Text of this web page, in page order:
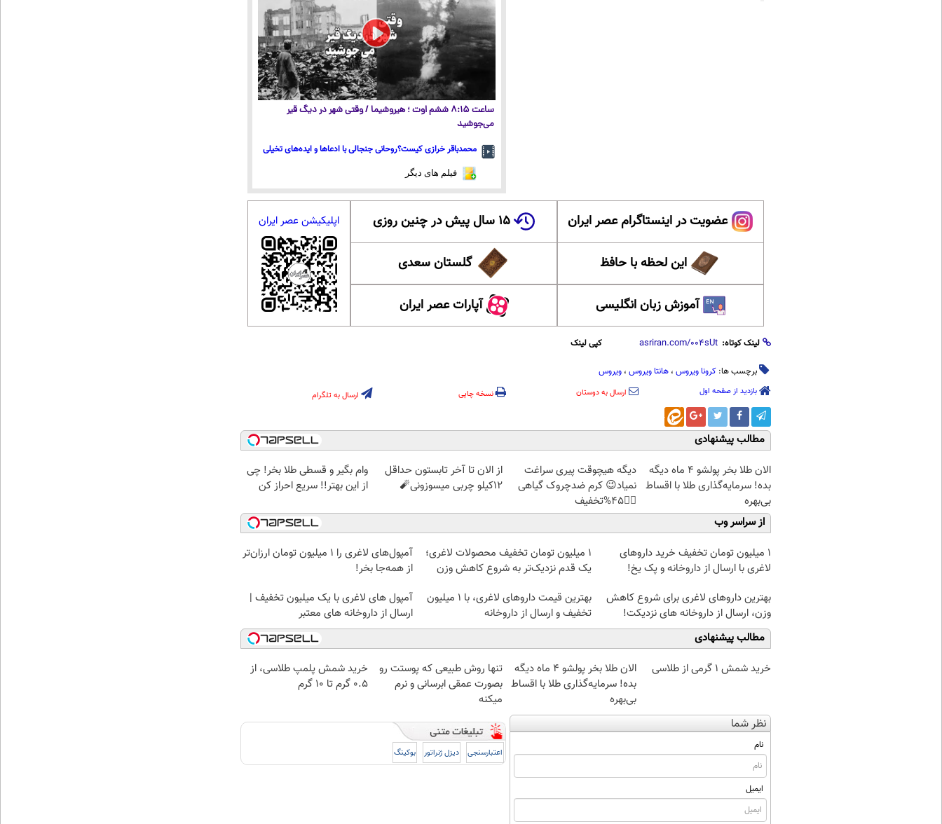
ساعت ۸:۱۵ ششم اوت ؛ هیروشیما / وقتی شهر در دیگ قیر
می‌جوشید
محمدباقر خرازی کیست؟روحانی جنجالی با ادعاها و ایده‌های تخیلی
فیلم های دیگر
عضویت در اینستاگرام عصر ایران ۱۵ سال پیش در چنین روزی
این لحظه با حافظ گلستان سعدی
آموزش زبان انگلیسی آپارات عصر ایران
اپلیکیشن عصر ایران
لینک کوتاه: کپی لینک
برچسب ها: کرونا ویروس ، هانتا ویروس ، ویروس
بازدید از صفحه اول ارسال به دوستان نسخه چاپی ارسال به تلگرام
مطالب پیشنهادی
الان طلا بخر پولشو 4 ماه دیگه
بده! سرمایه‌گذاری طلا با اقساط
بی‌بهره
دیگه هیچوقت پیری سراغت
نمیاد😉 کرم ضدچروک گیاهی
👈🏻45%تخفیف
از الان تا آخر تابستون حداقل
12کیلو چربی میسوزونی🧨
وام بگیر و قسطی طلا بخر! چی
از این بهتر!! سریع احراز کن
از سراسر وب
1 میلیون تومان تخفیف خرید داروهای
لاغری با ارسال از داروخانه و پک یخ!
۱ میلیون تومان تخفیف محصولات لاغری؛
یک قدم نزدیک‌تر به شروع کاهش وزن
آمپول‌های لاغری را ۱ میلیون تومان ارزان‌تر
از همه‌جا بخر!
بهترین داروهای لاغری برای شروع کاهش
وزن، ارسال از داروخانه های نزدیکت!
بهترین قیمت داروهای لاغری، با ۱ میلیون
تخفیف و ارسال از داروخانه‌
آمپول های لاغری با یک میلیون تخفیف |
ارسال از داروخانه های معتبر
مطالب پیشنهادی
خرید شمش 1 گرمی از طلاسی
الان طلا بخر پولشو 4 ماه دیگه
بده! سرمایه‌گذاری طلا با اقساط
بی‌بهره
تنها روش طبیعی که پوستت رو
بصورت عمقی ابرسانی و نرم
میکنه
خرید شمش پلمپ طلاسی، از
۰.۵ گرم تا ۱۰ گرم
نظر شما
نام
ایمیل
اعتبارسنجی دیزل ژنراتور بوکینگ